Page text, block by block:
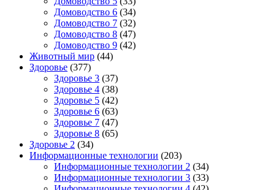
Домоводство 6 (34)
Домоводство 7 (32)
Домоводство 8 (47)
Домоводство 9 (42)
Животный мир (44)
Здоровье (377)
Здоровье 3 (37)
Здоровье 4 (38)
Здоровье 5 (42)
Здоровье 6 (63)
Здоровье 7 (47)
Здоровье 8 (65)
Здоровье 2 (34)
Информационные технологии (203)
Информационные технологии 2 (34)
Информационные технологии 3 (33)